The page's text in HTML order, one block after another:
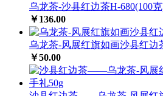
乌龙茶-沙县红边茶H-680(100
￥136.00
乌龙茶-风展红旗如画沙县红边
￥50.00